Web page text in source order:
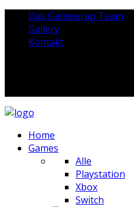
Das Gamewrap Team
Gallery
Kontakt
Home
Games
Alle
Playstation
Xbox
Switch